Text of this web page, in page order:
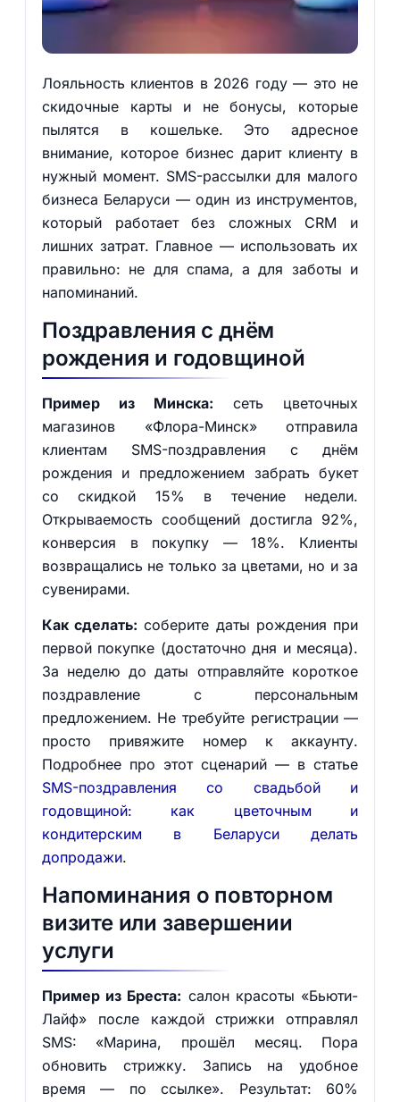
Лояльность клиентов в 2026 году — это не
скидочные карты и не бонусы, которые
пылятся в кошельке. Это адресное
внимание, которое бизнес дарит клиенту в
нужный момент. SMS-рассылки для малого
бизнеса Беларуси — один из инструментов,
который работает без сложных CRM и
лишних затрат. Главное — использовать их
правильно: не для спама, а для заботы и
напоминаний.
Поздравления с днём
рождения и годовщиной
Пример из Минска: сеть цветочных
магазинов «Флора-Минск» отправила
клиентам SMS-поздравления с днём
рождения и предложением забрать букет
со скидкой 15% в течение недели.
Открываемость сообщений достигла 92%,
конверсия в покупку — 18%. Клиенты
возвращались не только за цветами, но и за
сувенирами.
Как сделать: соберите даты рождения при
первой покупке (достаточно дня и месяца).
За неделю до даты отправляйте короткое
поздравление с персональным
предложением. Не требуйте регистрации —
просто привяжите номер к аккаунту.
Подробнее про этот сценарий — в статье
SMS-поздравления со свадьбой и
годовщиной: как цветочным и
кондитерским в Беларуси делать
допродажи.
Напоминания о повторном
визите или завершении
услуги
Пример из Бреста: салон красоты «Бьюти-
Лайф» после каждой стрижки отправлял
SMS: «Марина, прошёл месяц. Пора
обновить стрижку. Запись на удобное
время — по ссылке». Результат: 60%